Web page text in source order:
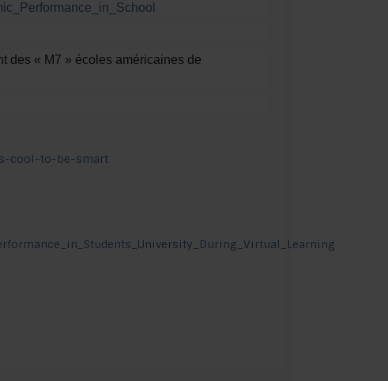
des « M7 » écoles américaines de
cool-to-be-smart